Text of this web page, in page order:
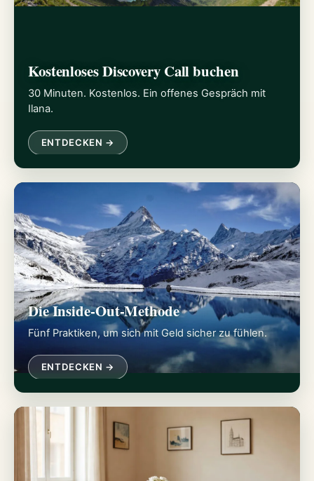
Kostenloses Discovery Call buchen
30 Minuten. Kostenlos. Ein offenes Gespräch mit
Ilana.
ENTDECKEN →
Die Inside-Out-Methode
Fünf Praktiken, um sich mit Geld sicher zu fühlen.
ENTDECKEN →